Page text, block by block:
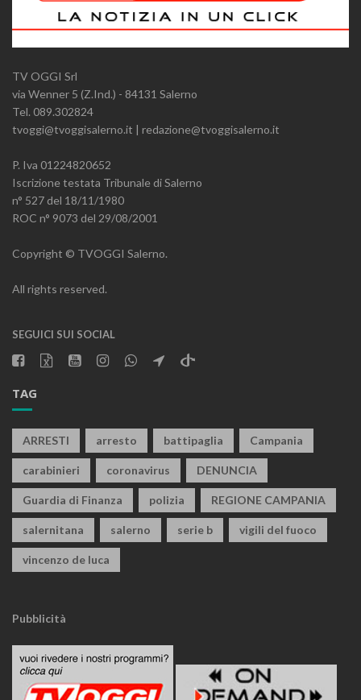
TV OGGI Srl
via Wenner 5 (Z.Ind.) - 84131 Salerno
Tel. 089.302824
tvoggi@tvoggisalerno.it | redazione@tvoggisalerno.it
P. Iva 01224820652
Iscrizione testata Tribunale di Salerno
n° 527 del 18/11/1980
ROC n° 9073 del 29/08/2001
Copyright © TVOGGI Salerno.
All rights reserved.
SEGUICI SUI SOCIAL
TAG
ARRESTI arresto battipaglia Campania
carabinieri coronavirus DENUNCIA
Guardia di Finanza polizia REGIONE CAMPANIA
salernitana salerno serie b vigili del fuoco
vincenzo de luca
Pubblicità